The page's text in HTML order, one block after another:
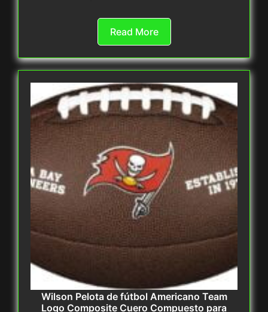
Read More
Wilson Pelota de fútbol Americano Team
Logo Composite Cuero Compuesto para